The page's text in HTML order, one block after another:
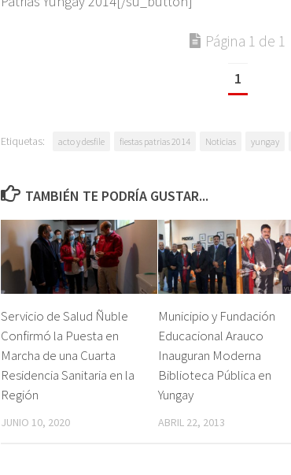
Página 1 de 1
1
Etiquetas: acto y desfile fiestas patrias 2014 Noticias yungay
TAMBIÉN TE PODRÍA GUSTAR...
Servicio de Salud Ñuble
Confirmó la Puesta en
Marcha de una Cuarta
Residencia Sanitaria en la
Región
JUNIO 10, 2020
Municipio y Fundación
Educacional Arauco
Inauguran Moderna
Biblioteca Pública en
Yungay
ABRIL 22, 2013